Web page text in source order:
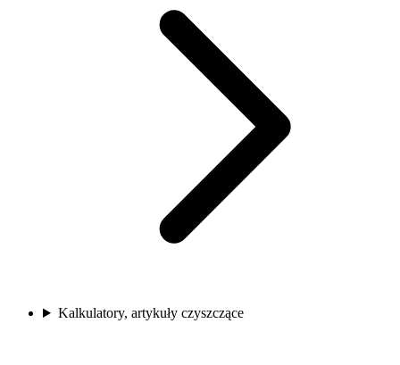
Kalkulatory, artykuły czyszczące